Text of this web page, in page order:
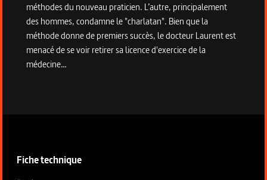
méthodes du nouveau praticien. L’autre, principalement
des hommes, condamne le "charlatan". Bien que la
méthode donne de premiers succès, le docteur Laurent est
menacé de se voir retirer sa licence d'exercice de la
médecine…
Fiche technique